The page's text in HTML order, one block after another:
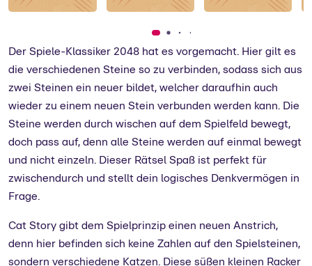
Der Spiele-Klassiker 2048 hat es vorgemacht. Hier gilt es
die verschiedenen Steine so zu verbinden, sodass sich aus
zwei Steinen ein neuer bildet, welcher daraufhin auch
wieder zu einem neuen Stein verbunden werden kann. Die
Steine werden durch wischen auf dem Spielfeld bewegt,
doch pass auf, denn alle Steine werden auf einmal bewegt
und nicht einzeln. Dieser Rätsel Spaß ist perfekt für
zwischendurch und stellt dein logisches Denkvermögen in
Frage.
Cat Story gibt dem Spielprinzip einen neuen Anstrich,
denn hier befinden sich keine Zahlen auf den Spielsteinen,
sondern verschiedene Katzen. Diese süßen kleinen Racker